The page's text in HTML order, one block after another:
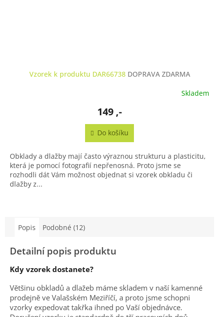
Vzorek k produktu DAR66738 DOPRAVA ZDARMA
Skladem
149 ,-
Do košíku
Obklady a dlažby mají často výraznou strukturu a plasticitu,
která je pomocí fotografií nepřenosná. Proto jsme se
rozhodli dát Vám možnost objednat si vzorek obkladu či
dlažby z...
Popis Podobné (12)
Detailní popis produktu
Kdy vzorek dostanete?
Většinu obkladů a dlažeb máme skladem v naší kamenné
prodejně ve Valašském Meziříčí, a proto jsme schopni
vzorky expedovat takřka ihned po Vaší objednávce.